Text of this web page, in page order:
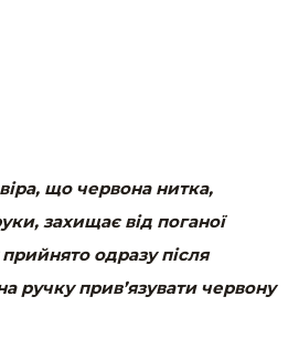
що червона нитка,
захищає від поганої
прийнято одразу після
ручку прив’язувати червону